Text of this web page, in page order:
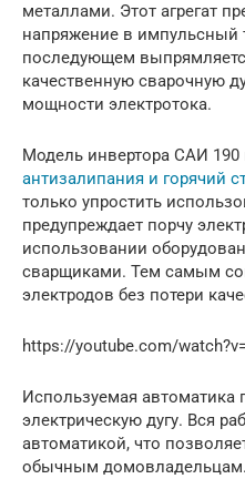
металлами. Этот агрегат
напряжение в импульсный
последующем
качественную сварочную
мощности электротока.
Модель инвертора САИ 190
антизалипания и горячий
только упростить
предупреждает порчу
использовании
сварщиками. Тем самым
электродов без потери
https://youtube.com/
Используемая автоматика
электрическую дугу. Вся
автоматикой, что
обычным